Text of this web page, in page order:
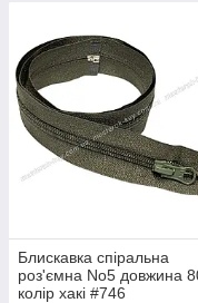
Блискавка спіральна
роз'ємна No5 довжина
колір хакі #746